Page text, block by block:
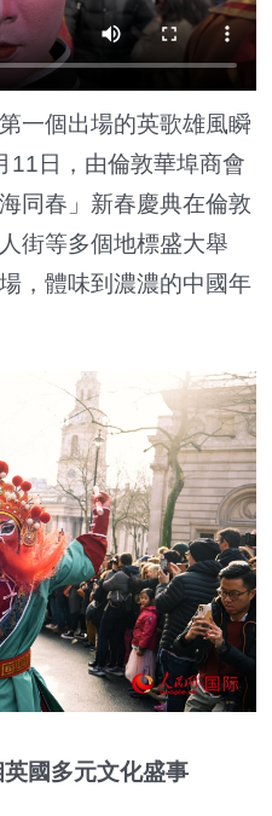
第一個出場的英歌雄風瞬
11日，由倫敦華埠商會
同春」新春慶典在倫敦
街等多個地標盛大舉
，體味到濃濃的中國年
國多元文化盛事